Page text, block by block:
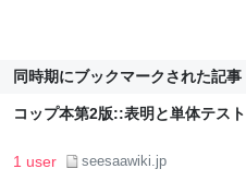
同時期にブックマークされた記事
コップ本第2版::表明と単体テ
1 user seesaawiki.jp